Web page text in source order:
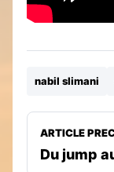
nabil slimani
ARTICLE
Du jump